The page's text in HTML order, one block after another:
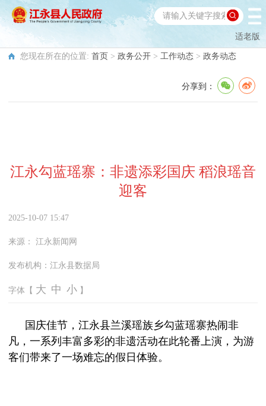
适老版
您现在所在的位置: 首页 > 政务公开 > 工作动态 > 政务动态
分享到：
江永勾蓝瑶寨：非遗添彩国庆 稻浪瑶音
迎客
2025-10-07 15:47
来源： 江永新闻网
发布机构： 江永县数据局
字体【 大 中 小 】
国庆佳节，江永县兰溪瑶族乡勾蓝瑶寨热闹非
凡，一系列丰富多彩的非遗活动在此轮番上演，为游
客们带来了一场难忘的假日体验。